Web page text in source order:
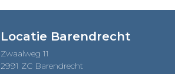
Locatie Barendrecht
Zwaalweg 11
2991 ZC Barendrecht